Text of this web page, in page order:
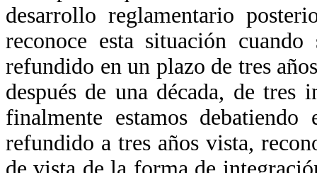
desarrollo reglamentario
reconoce esta situación
refundido en un plazo de tres
después de una década, de
finalmente estamos
refundido a tres años vista,